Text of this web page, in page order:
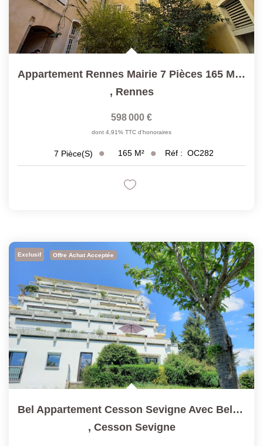
Appartement Rennes Mairie 7 Pièces 165 M² Habitables...
, Rennes
598 000 €
dont 4,91% TTC d'honoraires
7 Pièce(s) 165 M² Réf : OC282
Exclusif Offre Achat Acceptée
Bel Appartement Cesson Sevigne Avec Belle Terrasse Sud...
, Cesson Sevigne